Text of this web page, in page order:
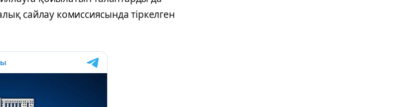
сайлау комиссиясында тіркелген